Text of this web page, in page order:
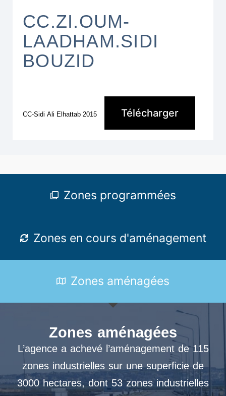
CC.ZI.OUM-
LAADHAM.SIDI
BOUZID
CC-Sidi Ali Elhattab 2015 Télécharger
Zones programmées
Zones en cours d'aménagement
Zones aménagées
Zones aménagées
L’agence a achevé l’aménagement de 115
zones industrielles sur une superficie de
3000 hectares, dont 53 zones industrielles